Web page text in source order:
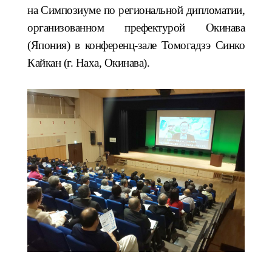
на Симпозиуме по региональной дипломатии,
организованном префектурой Окинава
(Япония) в конференц-зале Томогадзэ Синко
Кайкан (г. Наха, Окинава).